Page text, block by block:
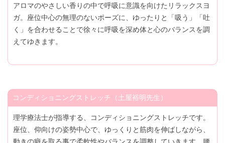
アロマのやさしい香りの中で呼吸に意識を向けたリラックスヨ
ガ。座位中心の無理のないポーズに、ゆったりと「吸う」「吐
く」を合わせることで徐々に呼吸を深め体と心のバランスを調
えてゆきます。
コンディショニングストレッチ（土屋裕明先生）
理学療法士が指導する、コンディショニングストレッチです。
座位、仰向けの姿勢中心で、ゆっくりと筋肉を伸ばしながら、